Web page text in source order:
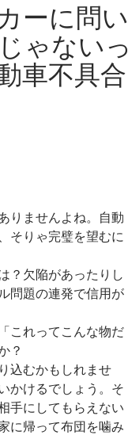
ーに問い
ゃないっ
車不具合
りませんよね。自動
そりゃ完璧を望むに
？欠陥があったりし
問題の連発で信用が
これってこんな物だ
？
込むかもしれませ
かけるでしょう。そ
手にしてもらえない
に帰って布団を噛み